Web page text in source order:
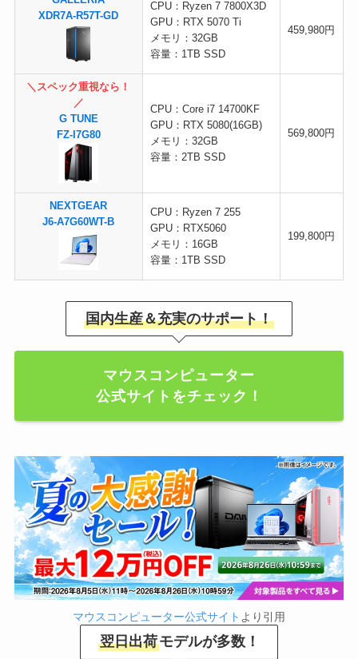
XDR7A-R57T-GD
CPU：Ryzen 7 7800X3D
GPU：RTX 5070 Ti
メモリ：32GB
容量：1TB SSD
459,980円
＼スペック重視なら！
／
G TUNE
FZ-I7G80
CPU：Core i7 14700KF
GPU：RTX 5080(16GB)
メモリ：32GB
容量：2TB SSD
569,800円
NEXTGEAR
J6-A7G60WT-B
CPU：Ryzen 7 255
GPU：RTX5060
メモリ：16GB
容量：1TB SSD
199,800円
国内生産＆充実のサポート！
マウスコンピューター
公式サイトをチェック！
マウスコンピューター公式サイト より引用
翌日出荷モデルが多数！